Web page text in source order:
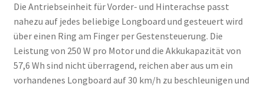
Die Antriebseinheit für Vorder- und Hinterachse passt
nahezu auf jedes beliebige Longboard und gesteuert wird
über einen Ring am Finger per Gestensteuerung. Die
Leistung von 250 W pro Motor und die Akkukapazität von
57,6 Wh sind nicht überragend, reichen aber aus um ein
vorhandenes Longboard auf 30 km/h zu beschleunigen und